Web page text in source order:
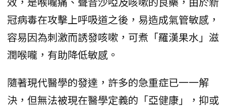
冠病毒在攻擊上呼吸道之後，易造成氣管敏感，
容易因為刺激而誘發咳嗽，可煮「羅漢果水」滋
潤喉嚨，有助降低敏感。
隨著現代醫學的發達，許多的急重症已一一解
決，但無法被現在醫學定義的「亞健康」，抑或